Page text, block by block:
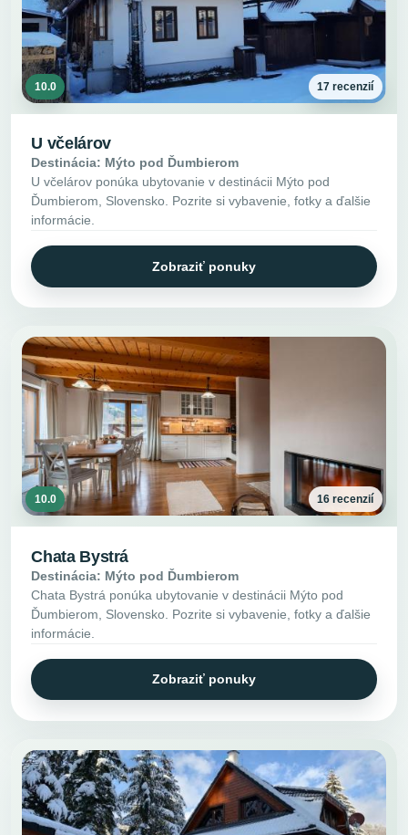
10.0 17 recenzií
U včelárov
Destinácia: Mýto pod Ďumbierom
U včelárov ponúka ubytovanie v destinácii Mýto pod
Ďumbierom, Slovensko. Pozrite si vybavenie, fotky a ďalšie
informácie.
Zobraziť ponuky
10.0 16 recenzií
Chata Bystrá
Destinácia: Mýto pod Ďumbierom
Chata Bystrá ponúka ubytovanie v destinácii Mýto pod
Ďumbierom, Slovensko. Pozrite si vybavenie, fotky a ďalšie
informácie.
Zobraziť ponuky